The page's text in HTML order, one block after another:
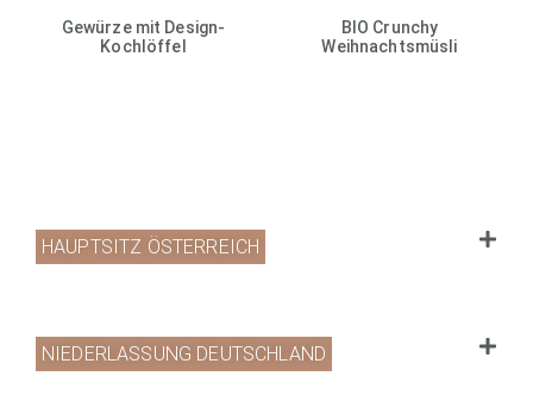
Gewürze mit Design-
Kochlöffel
BIO Crunchy
Weihnachtsmüsli
HAUPTSITZ ÖSTERREICH
NIEDERLASSUNG DEUTSCHLAND